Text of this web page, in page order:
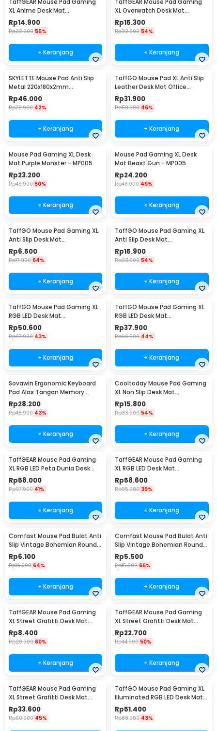
XL Anime Desk Mat
800x300x2mm One Piece -
MP004
Rp14.900
Rp32.900 55%
+ Keranjang
XL Overwatch Desk Mat
800x300x2mm Overwatch
Rp15.300
Rp32.900 54%
+ Keranjang
SKYLETTE Mouse Pad Anti Slip
Metal 220x180x2mm
220x180x2mm - SKY-053
Rp46.000
Rp78.900 42%
+ Keranjang
TaffGO Mouse Pad XL Anti Slip
Leather Desk Mat Office
800x400x1mm 400x800x1mm -
A47780
Rp31.900
Rp58.900 46%
+ Keranjang
Mouse Pad Gaming XL Desk
Mat Purple Monster - MP005
Rp23.200
Rp45.900 50%
+ Keranjang
Mouse Pad Gaming XL Desk
Mat Beast Gun - MP005
Rp24.200
Rp46.900 49%
+ Keranjang
TaffGO Mouse Pad Gaming XL
Anti Slip Desk Mat
240x310x2mm Speed - LS
Rp6.500
Rp17.900 64%
+ Keranjang
TaffGO Mouse Pad Gaming XL
Anti Slip Desk Mat
300x800x2mm Control - LS
Rp15.900
Rp33.900 54%
+ Keranjang
TaffGO Mouse Pad Gaming XL
RGB LED Desk Mat
300x800x4mm
Rp50.600
Rp87.900 43%
+ Keranjang
TaffGO Mouse Pad Gaming XL
RGB LED Desk Mat
250x300x4mm
Rp37.900
Rp66.900 44%
+ Keranjang
Sovawin Ergonomic Keyboard
Pad Alas Tangan Memory
Foam - SH-023
Rp28.200
Rp48.900 43%
+ Keranjang
Cooltoday Mouse Pad Gaming
XL Non Slip Desk Mat
800x300x2mm - LN001
Rp15.800
Rp33.900 54%
+ Keranjang
TaffGEAR Mouse Pad Gaming
XL RGB LED Peta Dunia Desk
Mat 300x700x4mm - GMS-
WT-5
Rp58.000
Rp97.900 41%
+ Keranjang
TaffGEAR Mouse Pad Gaming
XL RGB LED Desk Mat
900x300x4mm 300x900x4mm
- RGB-01
Rp58.600
Rp95.900 39%
+ Keranjang
Comfast Mouse Pad Bulat Anti
Slip Vintage Bohemian Round
200x200x3mm Gray Moroccan
Floral
Rp6.100
Rp16.900 64%
+ Keranjang
Comfast Mouse Pad Bulat Anti
Slip Vintage Bohemian Round
200x200x3mm Blue Moroccan
Floral
Rp5.500
Rp15.900 66%
+ Keranjang
TaffGEAR Mouse Pad Gaming
XL Street Grafitti Desk Mat
300x250x3mm - EI25
Rp8.400
Rp20.900 60%
+ Keranjang
TaffGEAR Mouse Pad Gaming
XL Street Grafitti Desk Mat
800x300x3mm - EI25
Rp22.700
Rp44.900 50%
+ Keranjang
TaffGEAR Mouse Pad Gaming
XL Street Grafitti Desk Mat
900x400x3mm - EI25
Rp33.600
Rp60.900 45%
TaffGO Mouse Pad Gaming XL
Illuminated RGB LED Desk Mat
800x300x4mm GMS-WT5
Rp51.400
Rp88.900 43%